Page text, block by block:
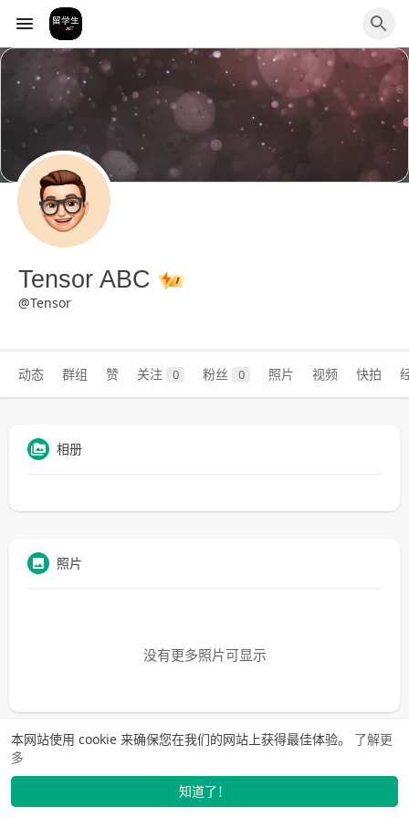
本网站使用 cookie 来确保您在我们的网站上获得最佳体验。 了解更
多
知道了！
Tensor ABC
@Tensor
动态 群组 赞 关注 0 粉丝 0 照片 视频 快拍
相册
照片
没有更多照片可显示
发布